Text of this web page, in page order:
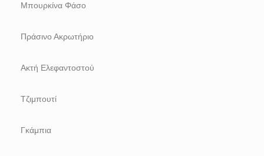
Μπουρκίνα Φάσο
Πράσινο Ακρωτήριο
Ακτή Ελεφαντοστού
Τζιμπουτί
Γκάμπια